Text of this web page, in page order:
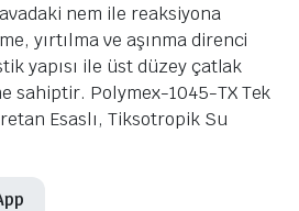
nem ile reaksiyona
yırtılma ve aşınma direnci
yapısı ile üst düzey çatlak
sahiptir. Polymex-1045-TX Tek
Esaslı, Tiksotropik Su